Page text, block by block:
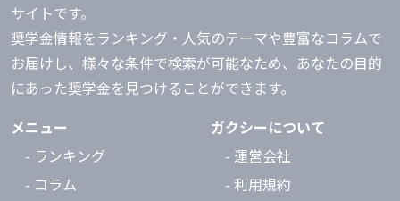
サイトです。
奨学金情報をランキング・人気のテーマや豊富なコラムで
お届けし、様々な条件で検索が可能なため、あなたの目的
にあった奨学金を見つけることができます。
メニュー
- ランキング
- コラム
ガクシーについて
- 運営会社
- 利用規約